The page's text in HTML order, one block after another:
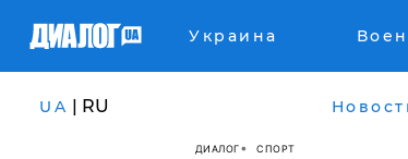
Украина
UA | RU
ДИАЛОГ СПОРТ